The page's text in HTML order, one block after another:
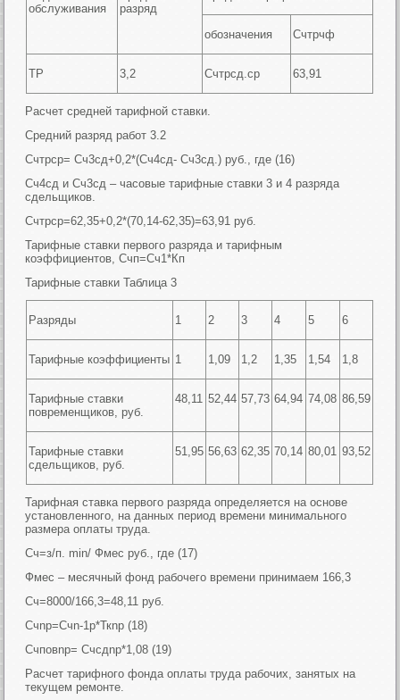
обслуживания
разряд
обозначения Счтрчф
ТР 3,2 Счтрсд.ср 63,91
Расчет средней тарифной ставки.
Средний разряд работ 3.2
Счтрср= Сч3сд+0,2*(Сч4сд- Сч3сд.) руб., где (16)
Сч4сд и Сч3сд – часовые тарифные ставки 3 и 4 разряда
сдельщиков.
Счтрср=62,35+0,2*(70,14-62,35)=63,91 руб.
Тарифные ставки первого разряда и тарифным
коэффициентов, Счп=Сч1*Кп
Тарифные ставки Таблица 3
Разряды 1 2 3 4 5 6
Тарифные коэффициенты 1 1,09 1,2 1,35 1,54 1,8
Тарифные ставки
повременщиков, руб.
48,11 52,44 57,73 64,94 74,08 86,59
Тарифные ставки
сдельщиков, руб.
51,95 56,63 62,35 70,14 80,01 93,52
Тарифная ставка первого разряда определяется на основе
установленного, на данных период времени минимального
размера оплаты труда.
Сч=з/п. min/ Фмес руб., где (17)
Фмес – месячный фонд рабочего времени принимаем 166,3
Сч=8000/166,3=48,11 руб.
Счnр=Счn-1р*Ткnр (18)
Счповnр= Счсдnр*1,08 (19)
Расчет тарифного фонда оплаты труда рабочих, занятых на
текущем ремонте.